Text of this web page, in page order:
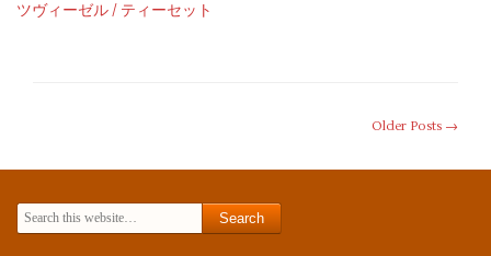
ツヴィーゼル / ティーセット
Older Posts →
Search for: